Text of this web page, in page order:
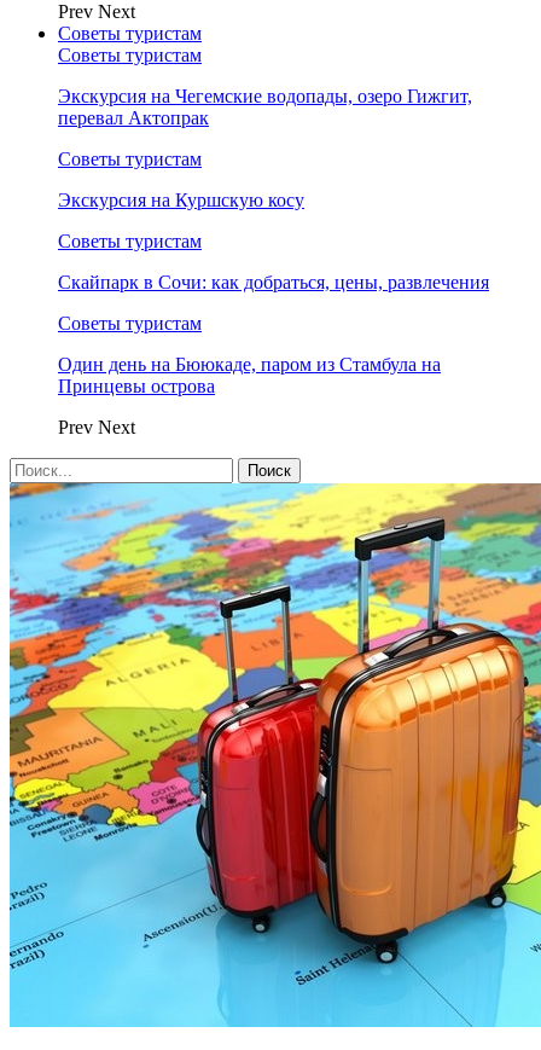
Prev Next
Советы туристам
Советы туристам
Экскурсия на Чегемские водопады, озеро Гижгит,
перевал Актопрак
Советы туристам
Экскурсия на Куршскую косу
Советы туристам
Скайпарк в Сочи: как добраться, цены, развлечения
Советы туристам
Один день на Бююкаде, паром из Стамбула на
Принцевы острова
Prev Next